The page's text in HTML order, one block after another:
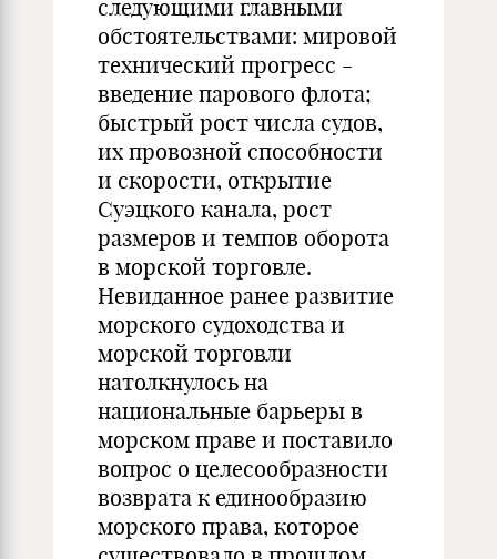
следующими главными
обстоятельствами: мировой
технический прогресс -
введение парового флота;
быстрый рост числа судов,
их провозной способности
и скорости, открытие
Суэцкого канала, рост
размеров и темпов оборота
в морской торговле.
Невиданное ранее развитие
морского судоходства и
морской торговли
натолкнулось на
национальные барьеры в
морском праве и поставило
вопрос о целесообразности
возврата к единообразию
морского права, которое